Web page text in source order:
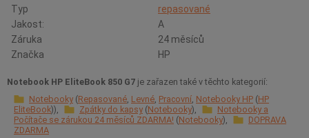
Typ
repasované
Jakost:
A
Záruka
24 měsíců
Značka
HP
Notebook HP EliteBook 850 G7 je zařazen také v těchto kategorií:
Notebooky Repasované Levné Pracovní Notebooky HP HP
EliteBook
Zpátky do kapsy Notebooky
Notebooky a
Počítače se zárukou 24 měsíců ZDARMA! Notebooky
DOPRAVA
ZDARMA